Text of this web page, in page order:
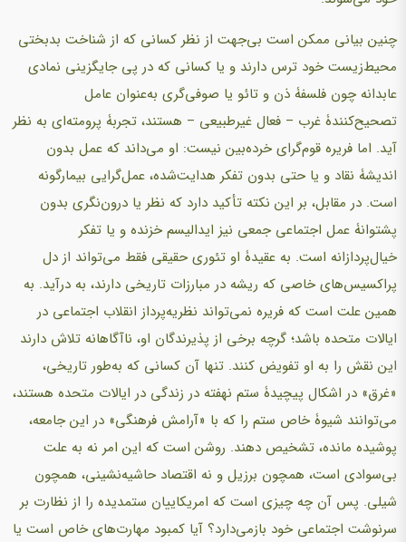
چنین بیانی ممکن است بی‌جهت از نظر کسانی که از شناخت بدبختی
محیط‌زیست خود ترس دارند و یا کسانی که در پی جایگزینی نمادی
عابدانه چون فلسفۀ ذن و تائو یا صوفی‌گری به‌عنوان عامل
تصحیح‌کنندۀ غرب – فعال غیرطبیعی – هستند، تجربۀ پرومته‌ای به نظر
آید. اما فریره قوم‌گرای خرده‌بین نیست: او می‌داند که عمل بدون
اندیشۀ نقاد و یا حتی بدون تفکر هدایت‌شده، عمل‌گرایی بیمارگونه
است. در مقابل، بر این نکته تأکید دارد که نظر یا درون‌نگری بدون
پشتوانۀ عمل اجتماعی جمعی نیز ایدالیسم خزنده و یا تفکر
خیال‌پردازانه است. به عقیدۀ او تئوری حقیقی فقط می‌تواند از دل
پراکسیس‌های خاصی که ریشه در مبارزات تاریخی دارند، به درآید. به
همین علت است که فریره نمی‌تواند نظریه‌پرداز انقلاب اجتماعی در
ایالات متحده باشد؛ گرچه برخی از پذیرندگان او، ناآگاهانه تلاش دارند
این نقش را به او تفویض کنند. تنها آن کسانی که به‌طور تاریخی،
«غرق» در اشکال پیچیدۀ ستم نهفته در زندگی در ایالات متحده هستند،
می‌توانند شیوۀ خاص ستم را که با «آرامش فرهنگی» در این جامعه،
پوشیده مانده، تشخیص دهند. روشن است که این امر نه به علت
بی‌سوادی است، همچون برزیل و نه اقتصاد حاشیه‌نشینی، همچون
شیلی. پس آن چه چیزی است که امریکاییان ستمدیده را از نظارت بر
سرنوشت اجتماعی خود بازمی‌دارد؟ آیا کمبود مهارت‌های خاص است یا